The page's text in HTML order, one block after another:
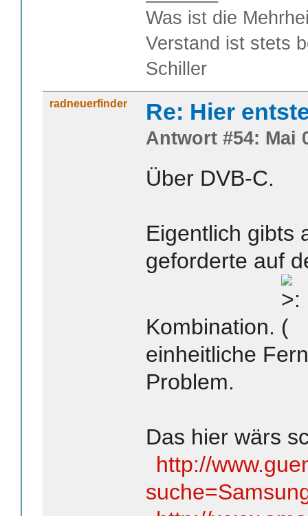
Was ist die
Verstand ist stets
Schiller
radneuerfinder Re: Hier
Antwort #54: Mai
Über DVB-C.
Eigentlich gibts
geforderte auf
Kombination.
einheitliche
Problem.
Das hier wärs
http://